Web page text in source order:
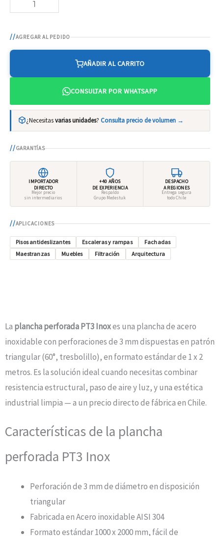
cantidad
AGREGAR AL PEDIDO
AÑADIR AL CARRITO
CONSULTAR POR WHATSAPP
¿Necesitasvarias unidades? Consulta precio de volumen →
GARANTÍAS
IMPORTADOR
DIRECTO
Mejor precio
sin intermediarios
+40 AÑOS
DE EXPERIENCIA
Respaldo
Grupo Medestuk
DESPACHO
A REGIONES
Entrega segura
todo Chile
APLICACIONES
Pisos antideslizantes Escaleras y rampas
Fachadas
Maestranzas
Muebles Filtración Arquitectura
La plancha perforada PT3 Inoxes una plancha de acero
inoxidable con perforaciones de 3 mm dispuestas en patrón
triangular (60°, tresbolillo), en formato estándar de 1 x 2
metros. Es la solución ideal cuando necesitas combinar
resistencia estructural, paso de aire y luz, y una estética
industrial limpia — a un precio directo de fábrica en Chile.
Características de la plancha
perforada PT3 Inox
Perforación de 3 mm de diámetro en disposición
triangular
Fabricada en Acero inoxidable AISI 304
Formato estándar 1000 x 2000 mm, fácil de